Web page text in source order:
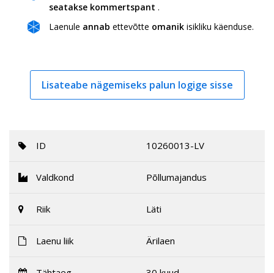
seatakse kommertspant .
Laenule annab ettevõtte omanik isikliku käenduse.
Lisateabe nägemiseks palun logige sisse
ID 10260013-LV
Valdkond Põllumajandus
Riik Läti
Laenu liik Ärilaen